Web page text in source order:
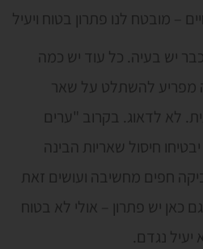
– מובטח לנו פתרון בטוח ויעיל
כבר יש בעיה. כל עוד יש כמה
מפריע להשתלט על שאר
לא לדאוג. בקרוב "ערים
חיסול שאריות הבינה
חפים מחשיבה ועושים זאת
כאן יש פתרון – אולי לא בטוח
נגדם.